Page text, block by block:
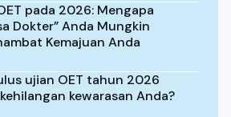
pada 2026: Mengapa
Dokter” Anda Mungkin
Kemajuan Anda
ujian OET tahun 2026
kewarasan Anda?